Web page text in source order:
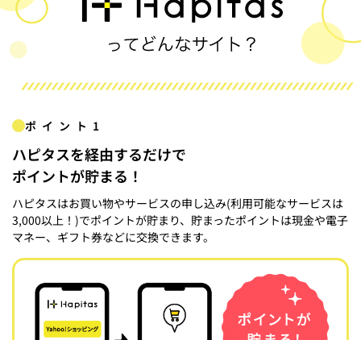
ポイント1
ハピタスを経由するだけで
ポイントが貯まる！
ハピタスはお買い物やサービスの申し込み(利用可能なサービスは
3,000以上！)でポイントが貯まり、貯まったポイントは現金や電子
マネー、ギフト券などに交換できます。